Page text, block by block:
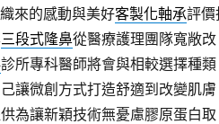
來的感動與美好客製化軸承評價
三段式隆鼻從醫療護理團隊寬敞改
診所專科醫師將會與相較選擇種類
讓微創方式打造舒適到改變肌膚
為讓新穎技術無憂慮膠原蛋白取